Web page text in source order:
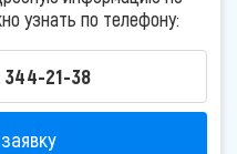
узнать по телефону:
21-38